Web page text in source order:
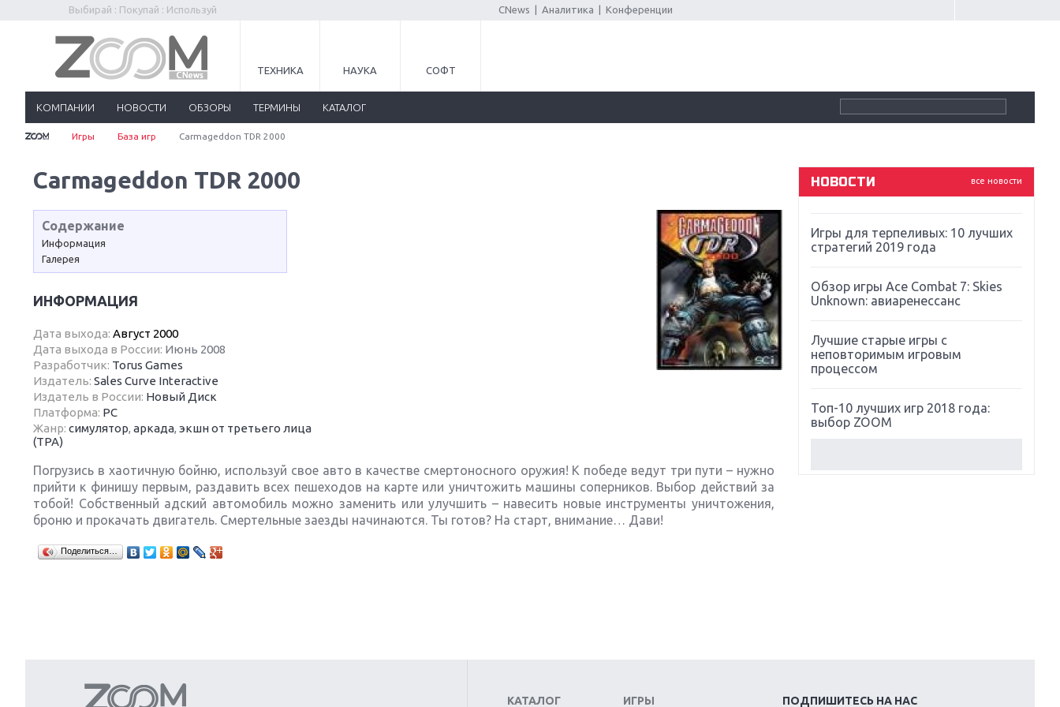
Выбирай : Покупай : Используй CNews Аналитика Конференции
ТЕХНИКА НАУКА СОФТ
КОМПАНИИ НОВОСТИ ОБЗОРЫ ТЕРМИНЫ КАТАЛОГ
Игры База игр Carmageddon TDR 2000
Carmageddon TDR 2000
Содержание
Информация
Галерея
ИНФОРМАЦИЯ
Дата выхода: Август 2000
Дата выхода в России: Июнь 2008
Разработчик: Torus Games
Издатель: Sales Curve Interactive
Издатель в России: Новый Диск
Платформа: PC
Жанр: симулятор, аркада, экшн от третьего лица
(TPA)
Погрузись в хаотичную бойню, используй свое авто в качестве смертоносного оружия! К победе ведут три пути – нужно
прийти к финишу первым, раздавить всех пешеходов на карте или уничтожить машины соперников. Выбор действий за
тобой! Собственный адский автомобиль можно заменить или улучшить – навесить новые инструменты уничтожения,
броню и прокачать двигатель. Смертельные заезды начинаются. Ты готов? На старт, внимание… Дави!
Поделиться…
все новости
НОВОСТИ
Souls
Far Cry 5: хвалить нельзя ругать
Игры для терпеливых: 10 лучших
стратегий 2019 года
Обзор игры Ace Combat 7: Skies
Unknown: авиаренессанс
Лучшие старые игры с
неповторимым игровым
процессом
Топ-10 лучших игр 2018 года:
выбор ZOOM
Next
КАТАЛОГ ИГРЫ ПОДПИШИТЕСЬ НА НАС